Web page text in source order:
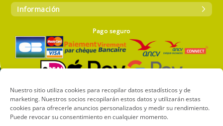
Nuestro sitio utiliza cookies para recopilar datos estadísticos y de
marketing. Nuestros socios recopilarán estos datos y utilizarán estas
cookies para ofrecerle anuncios personalizados y medir su rendimiento.
Puede revocar su consentimiento en cualquier momento.
Pago seguro
Información
Copyright 2024 – Camping CIELA VILLAGE Atlantica – Todos los
derechos reservados |
Réalisation Francecom
Privacidad y datos personales